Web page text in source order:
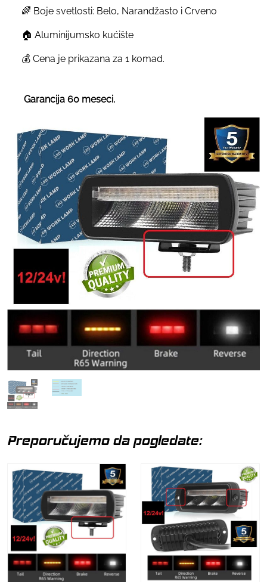
🌈 Boje svetlosti: Belo, Narandžasto i Crveno
🏠 Aluminijumsko kućište
💰 Cena je prikazana za 1 komad.
Garancija 60 meseci.
Preporučujemo da pogledate: